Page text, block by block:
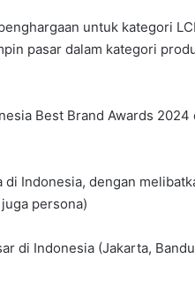
untuk kategori
pasar dalam kategori
Best Brand Awards
Indonesia, dengan
persona)
di Indonesia (Jakarta,